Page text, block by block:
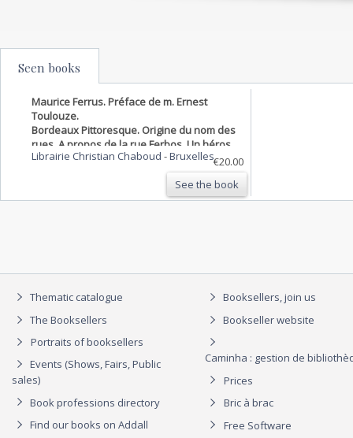
Seen books
Maurice Ferrus. Préface de m. Ernest
Toulouze.
Bordeaux Pittoresque. Origine du nom des
rues. A propos de la rue Ferbos. Un héros
bordelais oublié.
Librairie Christian Chaboud -Bruxelles€20.00
See the book
Thematic catalogue
The Booksellers
Portraits of booksellers
Events (Shows, Fairs, Public
sales)
Book professions directory
Find our books on Addall
Booksellers, join us
Bookseller website
Caminha : gestion de
Prices
Bric à brac
Free Software